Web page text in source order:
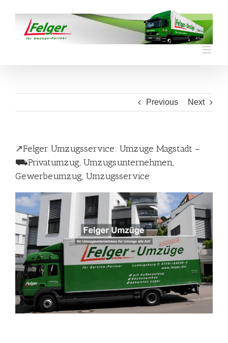
content
Previous Next
↗️Felger Umzugsservice: Umzüge Magstadt –
⛟Privatumzug, Umzugsunternehmen,
Gewerbeumzug, Umzugsservice